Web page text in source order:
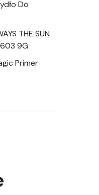
Do
THE SUN
603 9G
Primer